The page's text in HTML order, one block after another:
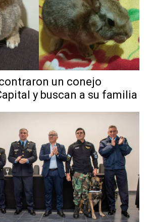
un conejo
y buscan a su familia